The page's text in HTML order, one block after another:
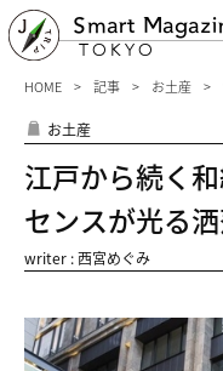
Smart
TOKYO
HOME 記事 お土産
お土産
江戸から続く
センスが光る
writer : 西宮めぐみ